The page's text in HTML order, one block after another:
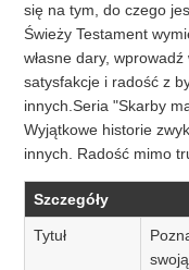
się na tym, do czego
Świeży Testament
własne dary,
satysfakcje i radość z
innych.Seria "Skarby
Wyjątkowe historie
innych. Radość mimo
Szczegóły
Tytuł